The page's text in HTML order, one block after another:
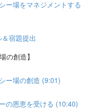
ー場をマネジメントする
宿題提出
の創造】
ー場の創造 (9:01)
の恩恵を受ける (10:40)